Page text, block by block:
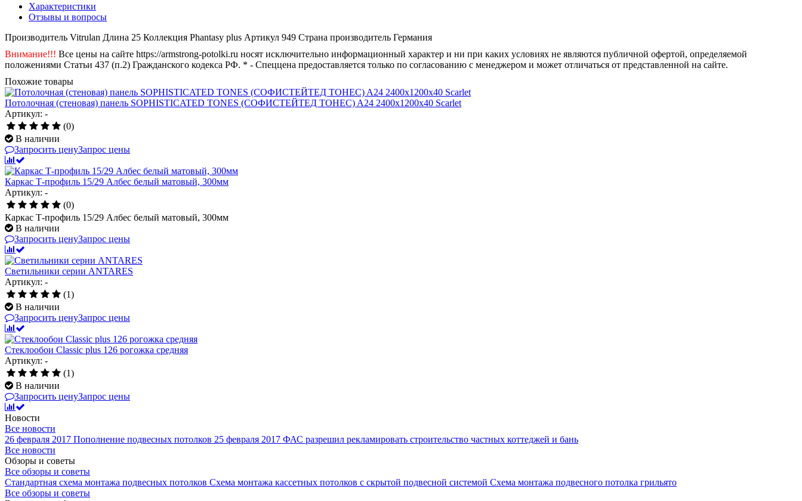
Характеристики
Отзывы и вопросы
Производитель Vitrulan Длина 25 Коллекция Phantasy plus Артикул 949 Страна производитель Германия
Внимание!!! Все цены на сайте https://armstrong-potolki.ru носят исключительно информационный характер и ни при каких условиях не являются публичной офертой, определяемой
положениями Статьи 437 (п.2) Гражданского кодекса РФ. * - Спеццена предоставляется только по согласованию с менеджером и может отличаться от представленной на сайте.
Похожие товары
Потолочная (стеновая) панель SOPHISTICATED TONES (СОФИСТЕЙТЕД ТОНЕС) A24 2400x1200x40 Scarlet
Артикул: -
(0)
В наличии
Запросить ценуЗапрос цены
Каркас Т-профиль 15/29 Албес белый матовый, 300мм
Артикул: -
(0)
Каркас Т-профиль 15/29 Албес белый матовый, 300мм
В наличии
Запросить ценуЗапрос цены
Светильники серии ANTARES
Артикул: -
(1)
В наличии
Запросить ценуЗапрос цены
Стеклообои Classic plus 126 рогожка средняя
Артикул: -
(1)
В наличии
Запросить ценуЗапрос цены
Новости
Все новости
26 февраля 2017 Пополнение подвесных потолков 25 февраля 2017 ФАС разрешил рекламировать строительство частных коттеджей и бань
Все новости
Обзоры и советы
Все обзоры и советы
Стандартная схема монтажа подвесных потолков Схема монтажа кассетных потолков с скрытой подвесной системой Схема монтажа подвесного потолка грильято
Все обзоры и советы